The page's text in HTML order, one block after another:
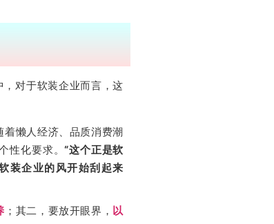
对于软装企业而言，这
懒人经济、品质消费潮
性化要求。“这个正是软
装企业的风开始刮起来
；其二，要放开眼界， 以